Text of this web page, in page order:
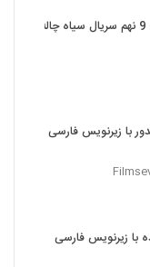
با زیرنویس فارسی
با زیرنویس فارسی